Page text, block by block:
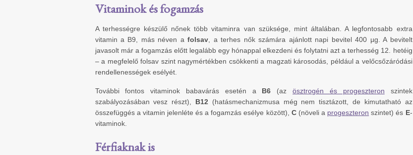
Vitaminok és fogamzás
A terhességre készülő nőnek több vitaminra van szüksége, mint általában. A legfontosabb extra
vitamin a B9, más néven afolsav , a terhes nők számára ajánlott napi bevitel 400 µg. A bevitelt
javasolt már a fogamzás előtt legalább egy hónappal elkezdeni és folytatni azt a terhesség 12. hetéig
– a megfelelő folsav szint nagymértékben csökkenti a magzati károsodás, például a velőcsőzáródási
rendellenességek esélyét.
További fontos vitaminok babavárás esetén a B6 (azösztrogén és progeszteron szintek
szabályozásában vesz részt), B12(hatásmechanizmusa még nem tisztázott, de kimutatható az
összefüggés a vitamin jelenléte és a fogamzás esélye között), C(növeli a progeszteron szintet) és E-
vitaminok.
Férfiaknak is